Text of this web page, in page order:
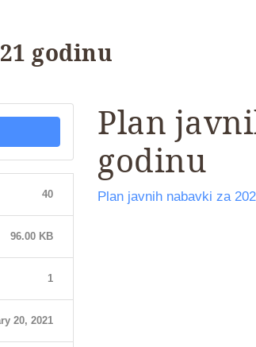
godinu
40
96.00 KB
1
20, 2021
Plan
godinu
Plan javnih nabavki za